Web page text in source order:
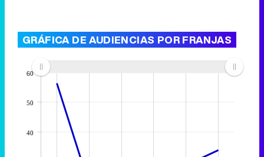
GRÁFICA DE AUDIENCIAS POR FRANJAS
40
50
60